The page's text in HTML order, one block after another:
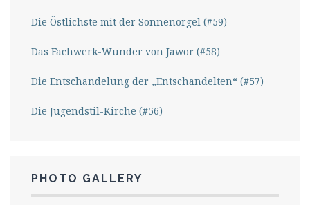
Die Östlichste mit der Sonnenorgel (#59)
Das Fachwerk-Wunder von Jawor (#58)
Die Entschandelung der „Entschandelten“ (#57)
Die Jugendstil-Kirche (#56)
PHOTO GALLERY